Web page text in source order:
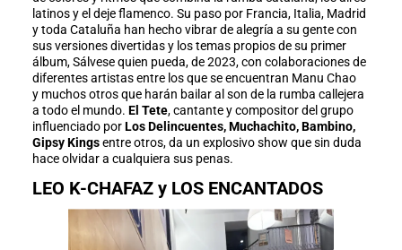
latinos y el deje flamenco. Su paso por Francia, Italia, Madrid
y toda Cataluña han hecho vibrar de alegría a su gente con
sus versiones divertidas y los temas propios de su primer
álbum, Sálvese quien pueda, de 2023, con colaboraciones de
diferentes artistas entre los que se encuentran Manu Chao
y muchos otros que harán bailar al son de la rumba callejera
a todo el mundo. El Tete, cantante y compositor del grupo
influenciado porLos Delincuentes, Muchachito, Bambino,
Gipsy Kingsentre otros, da un explosivo show que sin duda
hace olvidar a cualquiera sus penas.
LEO K-CHAFAZ y LOS ENCANTADOS